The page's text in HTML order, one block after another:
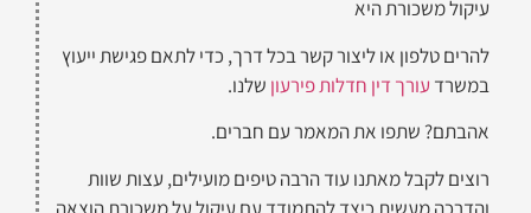
עיקול משכורת היא
להרים טלפון או ליצור קשר בכל דרך, כדי לתאם פגישת ייעוץ
במשרד עורך דין חדלות פירעון שלנו.
אהבתם? שתפו את המאמר עם חברים.
רוצים לקבל מאתנו עוד הרבה טיפים מועילים, עצות שוות